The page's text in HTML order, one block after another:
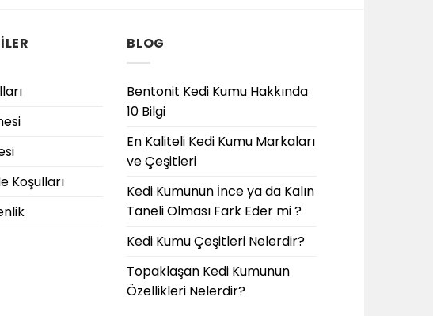
Koşulları
BLOG
Bentonit Kedi Kumu Hakkında
10 Bilgi
En Kaliteli Kedi Kumu Markaları
ve Çeşitleri
Kedi Kumunun İnce ya da Kalın
Taneli Olması Fark Eder mi ?
Kedi Kumu Çeşitleri Nelerdir?
Topaklaşan Kedi Kumunun
Özellikleri Nelerdir?